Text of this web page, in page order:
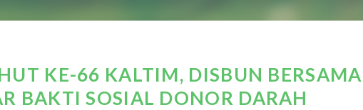
KE-66 KALTIM, DISBUN BERSAMA
BAKTI SOSIAL DONOR DARAH